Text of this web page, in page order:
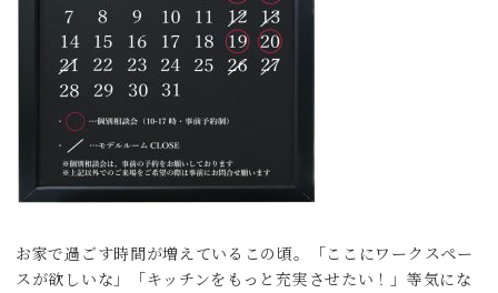
お家で過ごす時間が増えているこの頃。「ここにワークスペー
スが欲しいな」「キッチンをもっと充実させたい！」等気にな